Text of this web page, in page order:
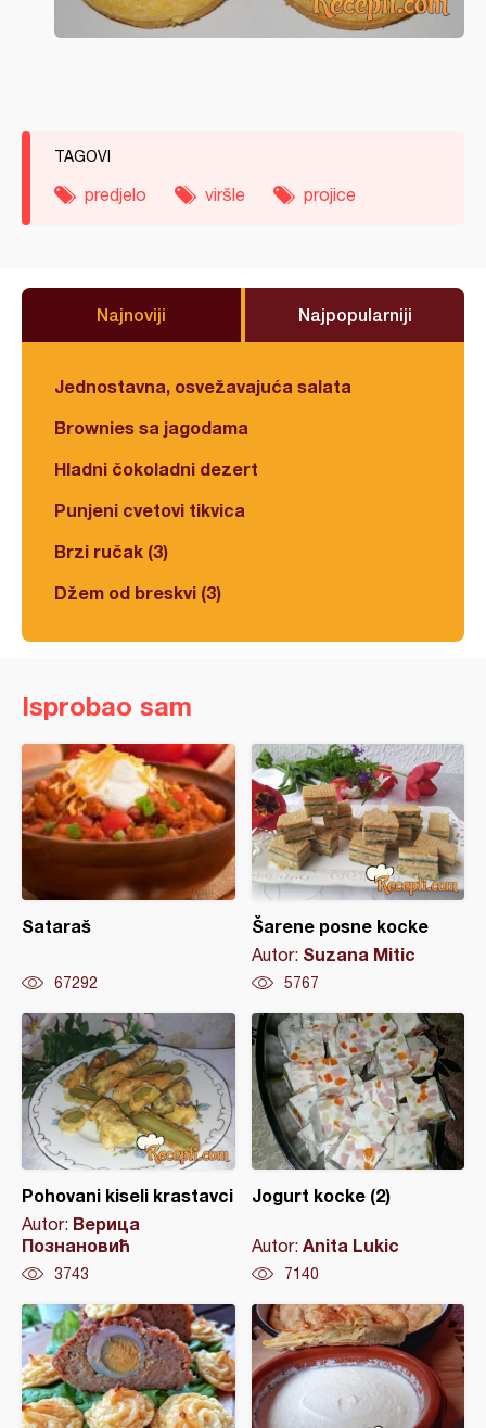
TAGOVI
predjelo viršle projice
Najnoviji Najpopularniji
Jednostavna, osvežavajuća salata
Brownies sa jagodama
Hladni čokoladni dezert
Punjeni cvetovi tikvica
Brzi ručak (3)
Džem od breskvi (3)
Isprobao sam
Sataraš
67292
Šarene posne kocke
Autor: Suzana Mitic
5767
Pohovani kiseli krastavci
Autor: Верица
Познановић
3743
Jogurt kocke (2)
Autor: Anita Lukic
7140